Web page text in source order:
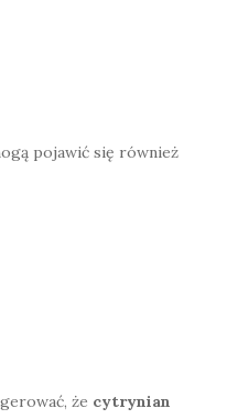
pojawić się również
że cytrynian